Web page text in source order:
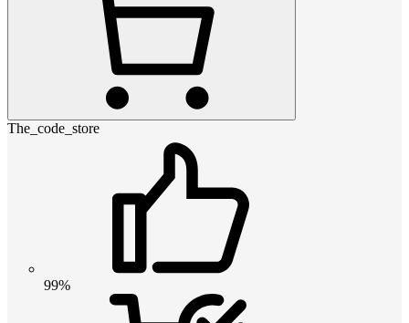
The_code_store
99%